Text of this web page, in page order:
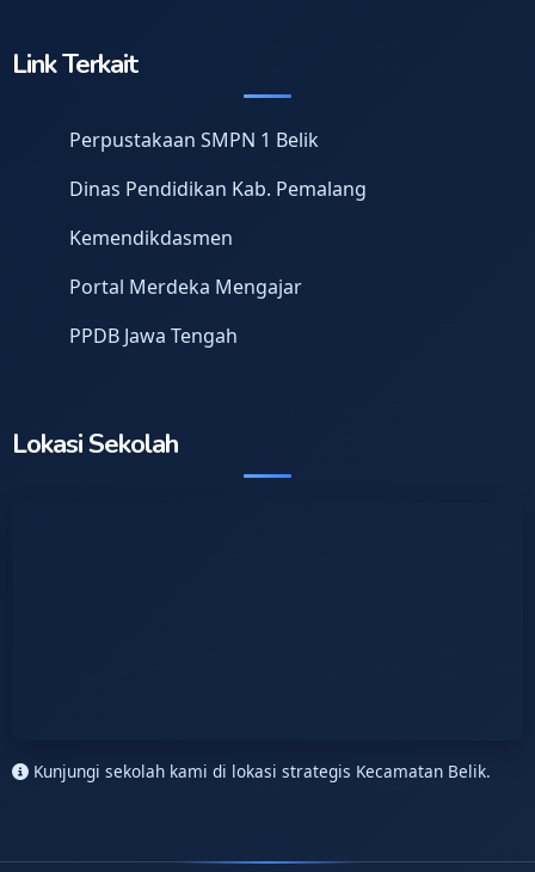
Link Terkait
Perpustakaan SMPN 1 Belik
Dinas Pendidikan Kab. Pemalang
Kemendikdasmen
Portal Merdeka Mengajar
PPDB Jawa Tengah
Lokasi Sekolah
Kunjungi sekolah kami di lokasi strategis Kecamatan Belik.